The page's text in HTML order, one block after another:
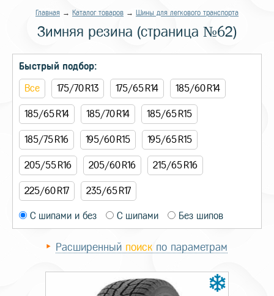
Главная → Каталог товаров → Шины для легкового транспорта
Зимняя резина (страница №62)
Быстрый подбор:
Все 175/70 R13 175/65 R14 185/60 R14
185/65 R14 185/70 R14 185/65 R15
185/75 R16 195/60 R15 195/65 R15
205/55 R16 205/60 R16 215/65 R16
225/60 R17 235/65 R17
С шипами и без С шипами Без шипов
Расширенный поиск по параметрам